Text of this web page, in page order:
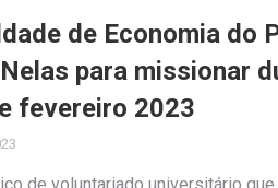
de Economia do
para missionar
fevereiro 2023
de voluntariado universitário